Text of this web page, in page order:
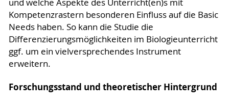
und welche Aspekte des Unterricht(en)s mit
Kompetenzrastern besonderen Einfluss auf die Basic
Needs haben. So kann die Studie die
Differenzierungsmöglichkeiten im Biologieunterricht
ggf. um ein vielversprechendes Instrument
erweitern.
Forschungsstand und theoretischer Hintergrund